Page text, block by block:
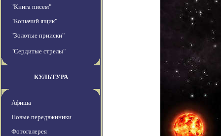
"Книга писем"
"Кошачий ящик"
"Золотые прииски"
"Сердитые стрелы"
КУЛЬТУРА
Афиша
Новые передвжиники
Фотогалерея